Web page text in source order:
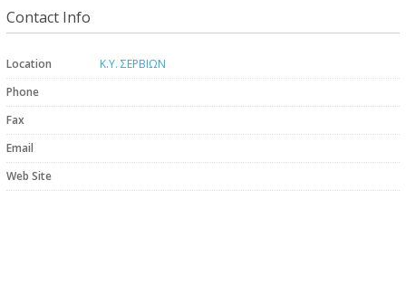
Contact Info
Location
Κ.Υ. ΣΕΡΒΙΩΝ
Phone
Fax
Email
Web Site